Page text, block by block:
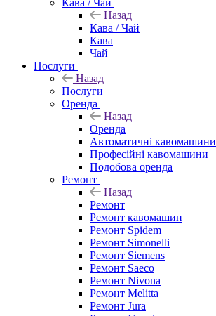
Кава / Чай
Назад
Кава / Чай
Кава
Чай
Послуги
Назад
Послуги
Оренда
Назад
Оренда
Автоматичні кавомашини
Професійні кавомашини
Подобова оренда
Ремонт
Назад
Ремонт
Ремонт кавомашин
Ремонт Spidem
Ремонт Simonelli
Ремонт Siemens
Ремонт Saeco
Ремонт Nivona
Ремонт Melitta
Ремонт Jura